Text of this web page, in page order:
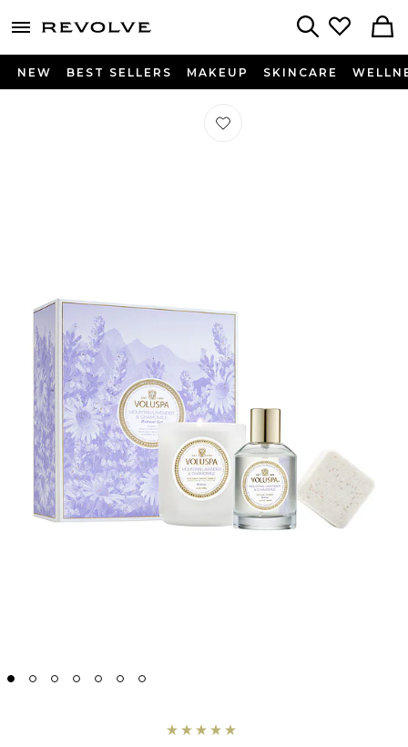
menu - shows more content
NEW BEST SELLERS MAKEUP SKINCARE
Préféré ENSEMBLE DE BOUGIE